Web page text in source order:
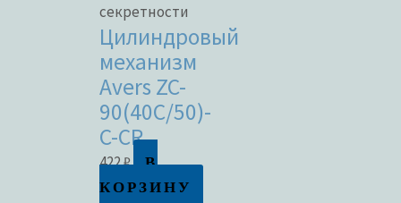
секретности
Цилиндровый
механизм
Avers ZC-
90(40C/50)-
C-CR
422₽
В
КОРЗИНУ